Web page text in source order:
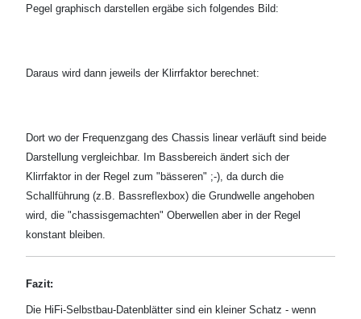
Pegel graphisch darstellen ergäbe sich folgendes Bild:
Daraus wird dann jeweils der Klirrfaktor berechnet:
Dort wo der Frequenzgang des Chassis linear verläuft sind beide
Darstellung vergleichbar. Im Bassbereich ändert sich der
Klirrfaktor in der Regel zum "bässeren" ;-), da durch die
Schallführung (z.B. Bassreflexbox) die Grundwelle angehoben
wird, die "chassisgemachten" Oberwellen aber in der Regel
konstant bleiben.
Fazit:
Die HiFi-Selbstbau-Datenblätter sind ein kleiner Schatz - wenn